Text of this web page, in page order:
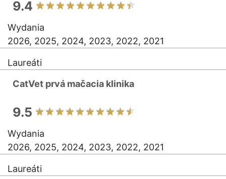
9.4
Wydania
2026, 2025, 2024, 2023, 2022, 2021
Laureáti
CatVet prvá mačacia klinika
9.5
Wydania
2026, 2025, 2024, 2023, 2022, 2021
Laureáti